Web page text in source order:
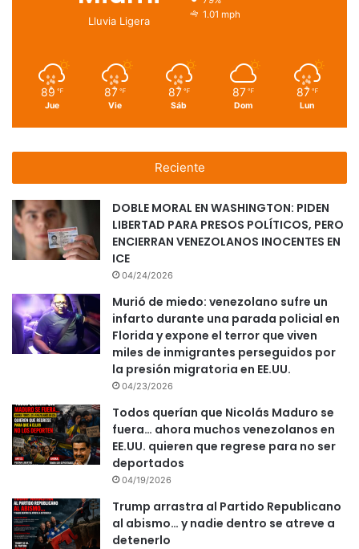
Lluvia Ligera
1.01 mph
89 ℉
Jue
87 ℉
Vie
87 ℉
Sáb
87 ℉
Dom
87 ℉
Lun
Reciente
DOBLE MORAL EN WASHINGTON: PIDEN
LIBERTAD PARA PRESOS POLÍTICOS, PERO
ENCIERRAN VENEZOLANOS INOCENTES EN
ICE
04/24/2026
Murió de miedo: venezolano sufre un
infarto durante una parada policial en
Florida y expone el terror que viven
miles de inmigrantes perseguidos por
la presión migratoria en EE.UU.
04/23/2026
Todos querían que Nicolás Maduro se
fuera… ahora muchos venezolanos en
EE.UU. quieren que regrese para no ser
deportados
04/19/2026
Trump arrastra al Partido Republicano
al abismo… y nadie dentro se atreve a
detenerlo